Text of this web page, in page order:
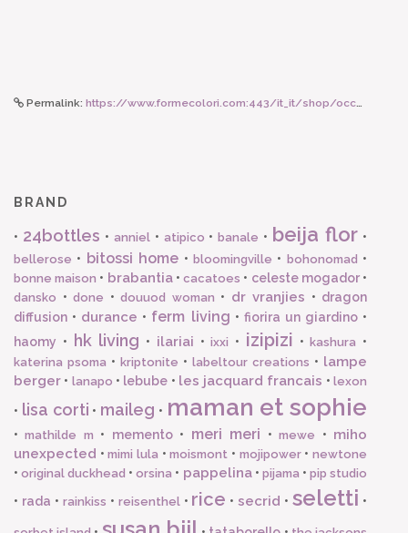
Permalink: https://www.formecolori.com:443/it_it/shop/occhiali_da_sole/5-10_anni_junior/izipizi_izipizi_occhiali_da_sole_junior_c_yellow_chrome/2923
BRAND
• 24bottles • anniel• atipico •banale • beija flor •
bellerose • bitossi home • bloomingville • bohonomad •
bonne maison • brabantia•cacatoes • celeste mogador•
dansko • done • douuod woman • dr vranjies • dragon
diffusion • durance • ferm living • fiorira un giardino•
haomy • hk living • ilariai •ixxi • izipizi •kashura •
katerina psoma • kriptonite • labeltour creations • lampe
berger • lanapo • lebube • les jacquard francais •lexon
• lisa corti • maileg • maman et sophie
•mathilde m • memento• meri meri •mewe • miho
unexpected •mimi lula •moismont • mojipower•newtone
•original duckhead •orsina • pappelina• pijama • pip studio
• rada • rainkiss • reisenthel• rice •secrid •seletti •